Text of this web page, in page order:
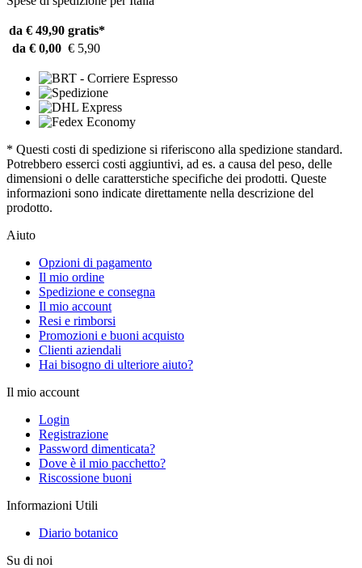
da € 49,90 gratis*
da € 0,00 € 5,90
* Questi costi di spedizione si riferiscono alla spedizione standard.
Potrebbero esserci costi aggiuntivi, ad es. a causa del peso, delle
dimensioni o delle caratterstiche specifiche dei prodotti. Queste
informazioni sono indicate direttamente nella descrizione del
prodotto.
Aiuto
Opzioni di pagamento
Il mio ordine
Spedizione e consegna
Il mio account
Resi e rimborsi
Promozioni e buoni acquisto
Clienti aziendali
Hai bisogno di ulteriore aiuto?
Il mio account
Login
Registrazione
Password dimenticata?
Dove è il mio pacchetto?
Riscossione buoni
Informazioni Utili
Diario botanico
Su di noi